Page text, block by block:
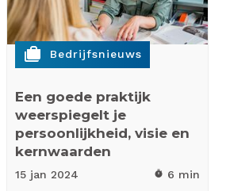
cases Bedrijfsnieuws
Een goede praktijk
weerspiegelt je
persoonlijkheid, visie en
kernwaarden
15 jan 2024 timer 6 min